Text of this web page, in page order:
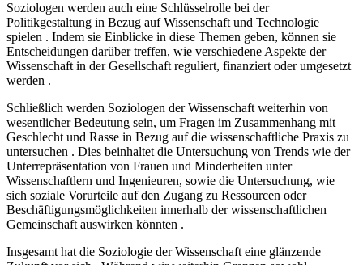
Soziologen werden auch eine Schlüsselrolle bei der
Politikgestaltung in Bezug auf Wissenschaft und Technologie
spielen . Indem sie Einblicke in diese Themen geben, können sie
Entscheidungen darüber treffen, wie verschiedene Aspekte der
Wissenschaft in der Gesellschaft reguliert, finanziert oder umgesetzt
werden .
Schließlich werden Soziologen der Wissenschaft weiterhin von
wesentlicher Bedeutung sein, um Fragen im Zusammenhang mit
Geschlecht und Rasse in Bezug auf die wissenschaftliche Praxis zu
untersuchen . Dies beinhaltet die Untersuchung von Trends wie der
Unterrepräsentation von Frauen und Minderheiten unter
Wissenschaftlern und Ingenieuren, sowie die Untersuchung, wie
sich soziale Vorurteile auf den Zugang zu Ressourcen oder
Beschäftigungsmöglichkeiten innerhalb der wissenschaftlichen
Gemeinschaft auswirken könnten .
Insgesamt hat die Soziologie der Wissenschaft eine glänzende